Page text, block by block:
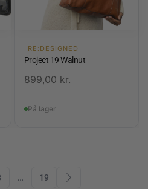
RE:DESIGNED
Project 19 Walnut
899,00 kr.
På lager
… 19